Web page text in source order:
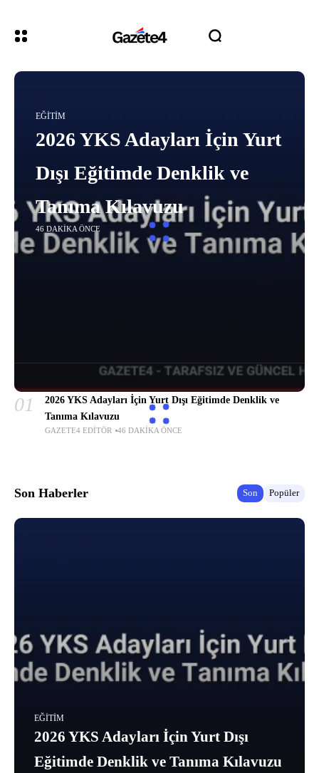
EĞITIM
2026 YKS Adayları İçin Yurt
Dışı Eğitimde Denklik ve
Tanıma Kılavuzu
46 DAKIKA ÖNCE
01
2026 YKS Adayları İçin Yurt Dışı Eğitimde Denklik ve
Tanıma Kılavuzu
GAZETE4 EDITÖR 46 DAKIKA ÖNCE
Son Haberler Son Popüler
EĞITIM
2026 YKS Adayları İçin Yurt Dışı
Eğitimde Denklik ve Tanıma Kılavuzu